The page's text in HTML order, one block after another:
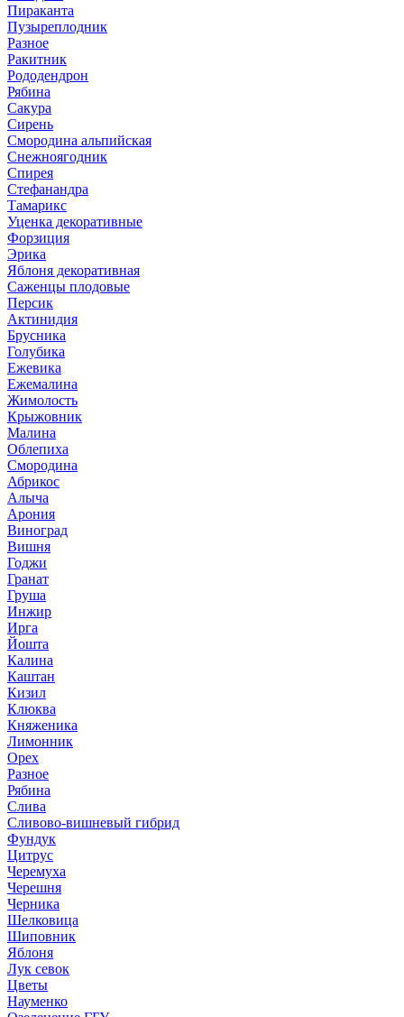
Пираканта
Пузыреплодник
Разное
Ракитник
Рододендрон
Рябина
Сакура
Сирень
Смородина альпийская
Снежноягодник
Спирея
Стефанандра
Тамарикс
Уценка декоративные
Форзиция
Эрика
Яблоня декоративная
Саженцы плодовые
Персик
Актинидия
Брусника
Голубика
Ежевика
Ежемалина
Жимолость
Крыжовник
Малина
Облепиха
Смородина
Абрикос
Алыча
Арония
Виноград
Вишня
Годжи
Гранат
Груша
Инжир
Ирга
Йошта
Калина
Каштан
Кизил
Клюква
Княженика
Лимонник
Орех
Разное
Рябина
Слива
Сливово-вишневый гибрид
Фундук
Цитрус
Черемуха
Черешня
Черника
Шелковица
Шиповник
Яблоня
Лук севок
Цветы
Науменко